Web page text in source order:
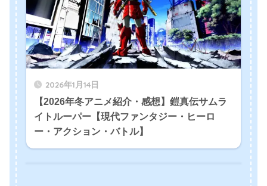
2026年1月14日
【2026年冬アニメ紹介・感想】鎧真伝サムラ
イトルーパー【現代ファンタジー・ヒーロ
ー・アクション・バトル】